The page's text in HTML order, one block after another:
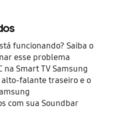
funcionando? Saiba o
esse problema
na Smart TV Samsung
alto-falante traseiro e o
com sua Soundbar